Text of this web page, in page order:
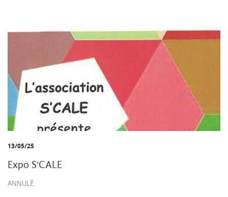
13/05/25
Expo S'CALE
ANNULÉ